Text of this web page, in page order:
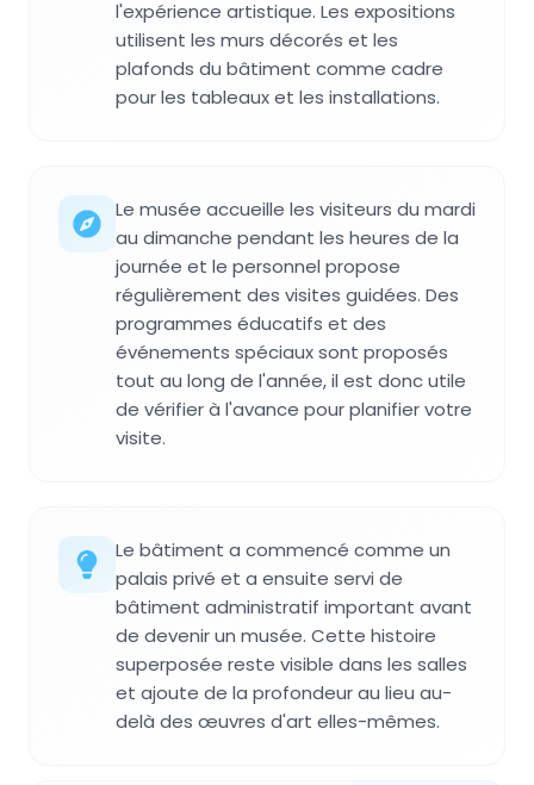
l'expérience artistique. Les expositions
utilisent les murs décorés et les
plafonds du bâtiment comme cadre
pour les tableaux et les installations.
Le musée accueille les visiteurs du mardi
au dimanche pendant les heures de la
journée et le personnel propose
régulièrement des visites guidées. Des
programmes éducatifs et des
événements spéciaux sont proposés
tout au long de l'année, il est donc utile
de vérifier à l'avance pour planifier votre
visite.
Le bâtiment a commencé comme un
palais privé et a ensuite servi de
bâtiment administratif important avant
de devenir un musée. Cette histoire
superposée reste visible dans les salles
et ajoute de la profondeur au lieu au-
delà des œuvres d'art elles-mêmes.